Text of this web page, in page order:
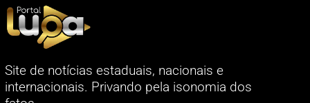
Site de notícias estaduais, nacionais e
internacionais. Privando pela isonomia dos